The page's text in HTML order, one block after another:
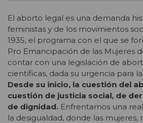
El aborto legal es una demanda
feministas y de los movimientos
1935, el programa con el que se
Pro Emancipación de las Mujeres
contar con una legislación de
científicas, dada su urgencia para
Desde su inicio, la cuestión del
cuestión de justicia social, de
de dignidad. Enfrentamos una
la desigualdad, donde las mujeres,